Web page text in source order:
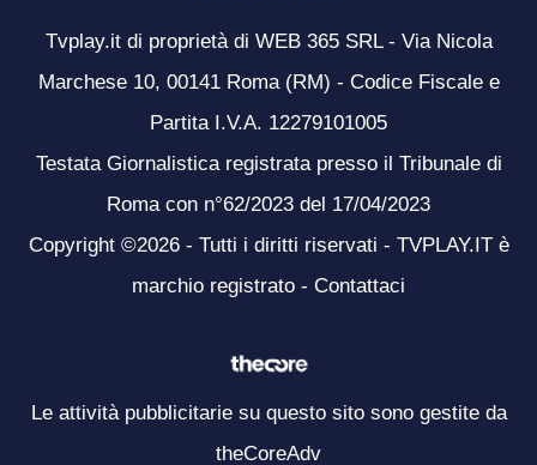
Tvplay.it di proprietà di WEB 365 SRL - Via Nicola
Marchese 10, 00141 Roma (RM) - Codice Fiscale e
Partita I.V.A. 12279101005
Testata Giornalistica registrata presso il Tribunale di
Roma con n°62/2023 del 17/04/2023
Copyright ©2026 - Tutti i diritti riservati - TVPLAY.IT è
marchio registrato - Contattaci
Le attività pubblicitarie su questo sito sono gestite da
theCoreAdv